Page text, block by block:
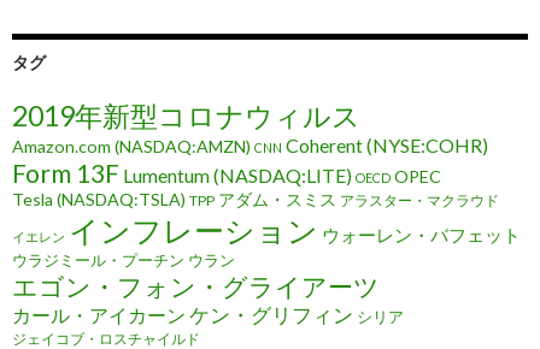
タグ
2019年新型コロナウィルス
Amazon.com (NASDAQ:AMZN) CNN Coherent (NYSE:COHR)
Form 13F Lumentum (NASDAQ:LITE) OECD OPEC
Tesla (NASDAQ:TSLA) TPP アダム・スミス アラスター・マクラウド
イエレン インフレーション ウォーレン・バフェット
ウラジミール・プーチン ウラン
エゴン・フォン・グライアーツ
カール・アイカーン ケン・グリフィン シリア
ジェイコブ・ロスチャイルド